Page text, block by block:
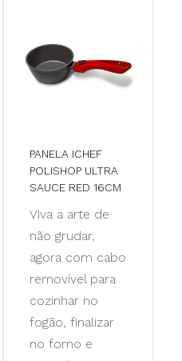
PANELA ICHEF
POLISHOP ULTRA
SAUCE RED 16CM
Viva a arte de
não grudar,
agora com cabo
removível para
cozinhar no
fogão, finalizar
no forno e